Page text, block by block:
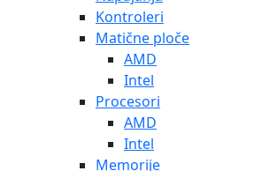
Kontroleri
Matične ploče
AMD
Intel
Procesori
AMD
Intel
Memorije